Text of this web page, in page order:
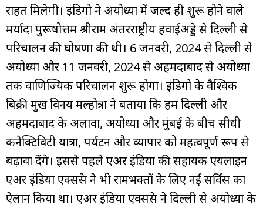
राहत मिलेगी। इंडिगो ने अयोध्या में जल्द ही शुरू होने वाले
मर्यादा पुरूषोत्तम श्रीराम अंतरराष्ट्रीय हवाईअड्डे से दिल्ली से
परिचालन की घोषणा की थी। 6 जनवरी, 2024 से दिल्ली से
अयोध्या और 11 जनवरी, 2024 से अहमदाबाद से अयोध्या
तक वाणिज्यिक परिचालन शुरू होगा। इंडिगो के वैश्विक
बिक्री प्रमुख विनय मल्होत्रा ने बताया कि हम दिल्ली और
अहमदाबाद के अलावा, अयोध्या और मुंबई के बीच सीधी
कनेक्टिविटी यात्रा, पर्यटन और व्यापार को महत्वपूर्ण रूप से
बढ़ावा देंगे। इससे पहले एअर इंडिया की सहायक एयलाइन
एअर इंडिया एक्‍सप्रेस ने भी रामभक्तों के लिए नई सर्विस का
ऐलान किया था। एअर इंडिया एक्सप्रेस ने दिल्ली से अयोध्या के